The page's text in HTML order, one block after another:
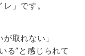
」です。
取れない」
る”と感じられて